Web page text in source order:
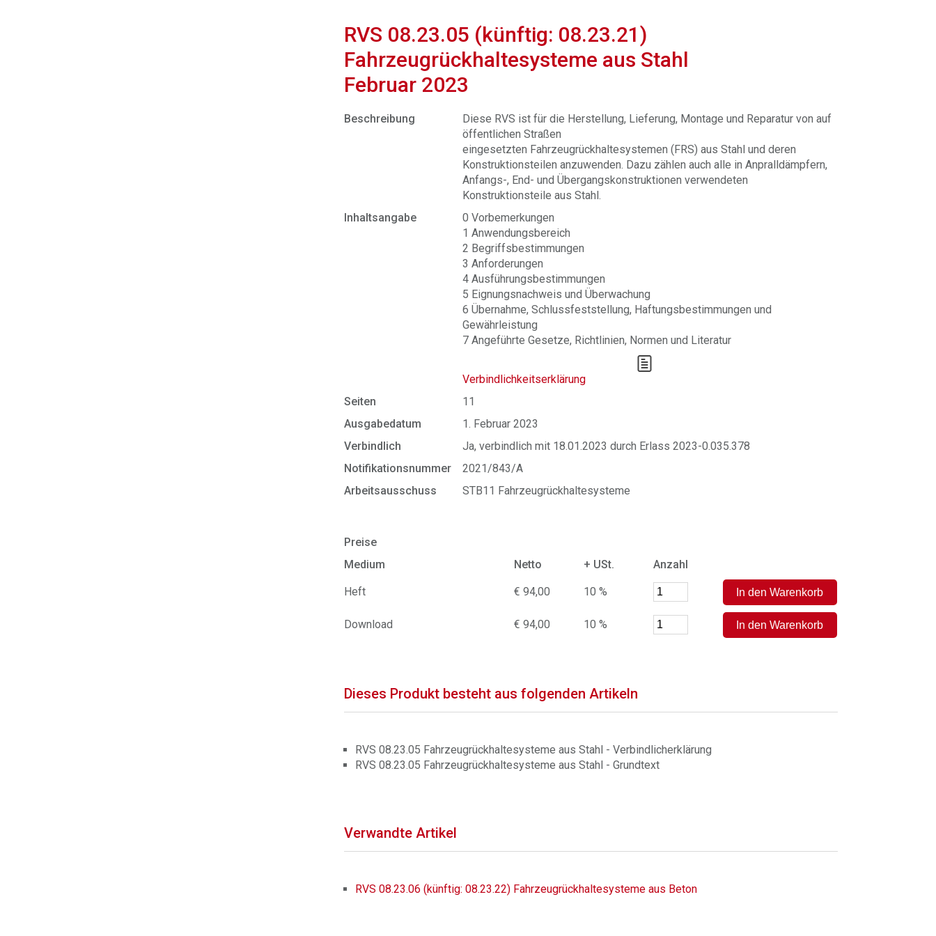
RVS 08.23.05 (künftig: 08.23.21)
Fahrzeugrückhaltesysteme aus Stahl
Februar 2023
Beschreibung
Diese RVS ist für die Herstellung, Lieferung, Montage und Reparatur von auf
öffentlichen Straßen
eingesetzten Fahrzeugrückhaltesystemen (FRS) aus Stahl und deren
Konstruktionsteilen anzuwenden. Dazu zählen auch alle in Anpralldämpfern,
Anfangs-, End- und Übergangskonstruktionen verwendeten
Konstruktionsteile aus Stahl.
Inhaltsangabe
0 Vorbemerkungen
1 Anwendungsbereich
2 Begriffsbestimmungen
3 Anforderungen
4 Ausführungsbestimmungen
5 Eignungsnachweis und Überwachung
6 Übernahme, Schlussfeststellung, Haftungsbestimmungen und
Gewährleistung
7 Angeführte Gesetze, Richtlinien, Normen und Literatur
Verbindlichkeitserklärung
Seiten
11
Ausgabedatum
1. Februar 2023
Verbindlich
Ja, verbindlich mit 18.01.2023 durch Erlass 2023-0.035.378
Notifikationsnummer
2021/843/A
Arbeitsausschuss
STB11 Fahrzeugrückhaltesysteme
Preise
Medium
Netto + USt. Anzahl
Heft € 94,00 10 %
Download € 94,00 10 %
Dieses Produkt besteht aus folgenden Artikeln
RVS 08.23.05 Fahrzeugrückhaltesysteme aus Stahl - Verbindlicherklärung
RVS 08.23.05 Fahrzeugrückhaltesysteme aus Stahl - Grundtext
Verwandte Artikel
RVS 08.23.06 (künftig: 08.23.22) Fahrzeugrückhaltesysteme aus Beton